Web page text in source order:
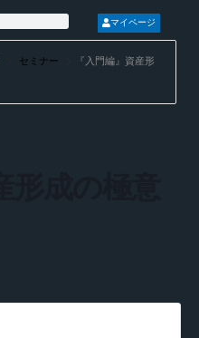
マイページ
セミナー 『入門編』資産形